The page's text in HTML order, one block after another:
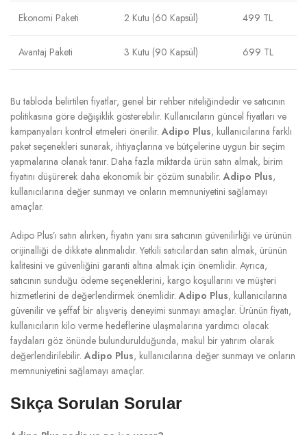
Ekonomi Paketi 2 Kutu (60 Kapsül) 499 TL
Avantaj Paketi 3 Kutu (90 Kapsül) 699 TL
Bu tabloda belirtilen fiyatlar, genel bir rehber niteliğindedir ve satıcının
politikasına göre değişiklik gösterebilir. Kullanıcıların güncel fiyatları ve
kampanyaları kontrol etmeleri önerilir.Adipo Plus, kullanıcılarına farklı
paket seçenekleri sunarak, ihtiyaçlarına ve bütçelerine uygun bir seçim
yapmalarına olanak tanır. Daha fazla miktarda ürün satın almak, birim
fiyatını düşürerek daha ekonomik bir çözüm sunabilir.Adipo Plus,
kullanıcılarına değer sunmayı ve onların memnuniyetini sağlamayı
amaçlar.
Adipo Plus’ı satın alırken, fiyatın yanı sıra satıcının güvenilirliği ve ürünün
orijinalliği de dikkate alınmalıdır. Yetkili satıcılardan satın almak, ürünün
kalitesini ve güvenliğini garanti altına almak için önemlidir. Ayrıca,
satıcının sunduğu ödeme seçeneklerini, kargo koşullarını ve müşteri
hizmetlerini de değerlendirmek önemlidir.Adipo Plus, kullanıcılarına
güvenilir ve şeffaf bir alışveriş deneyimi sunmayı amaçlar. Ürünün fiyatı,
kullanıcıların kilo verme hedeflerine ulaşmalarına yardımcı olacak
faydaları göz önünde bulundurulduğunda, makul bir yatırım olarak
değerlendirilebilir.Adipo Plus, kullanıcılarına değer sunmayı ve onların
memnuniyetini sağlamayı amaçlar.
Sıkça Sorulan Sorular